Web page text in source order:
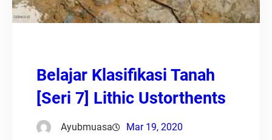
Belajar Klasifikasi Tanah
[Seri 7] Lithic Ustorthents
Ayubmuasa Mar 19, 2020